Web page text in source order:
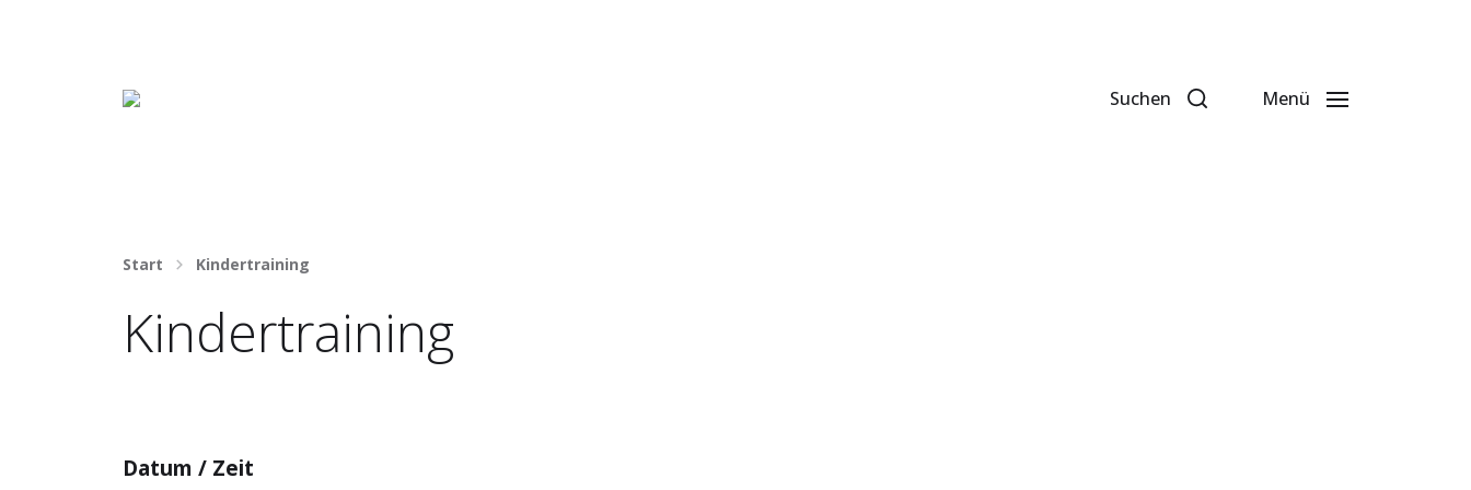
Häng nicht rum. Mach was draus! Suchen Menü
Start Kindertraining
Kindertraining
Datum / Zeit